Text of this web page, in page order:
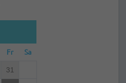
Fr Sa
31